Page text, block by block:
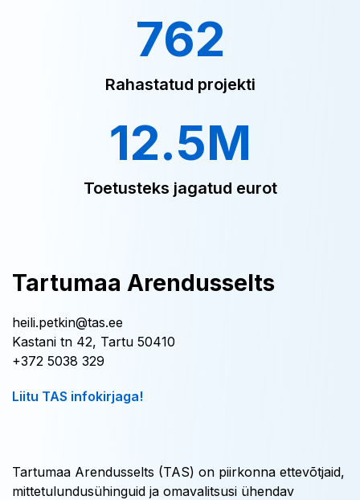
762
Rahastatud projekti
12.5M
Toetusteks jagatud eurot
Tartumaa Arendusselts
heili.petkin@tas.ee
Kastani tn 42, Tartu 50410
+372 5038 329
Liitu TAS infokirjaga!
Tartumaa Arendusselts (TAS) on piirkonna ettevõtjaid,
mittetulundusühinguid ja omavalitsusi ühendav